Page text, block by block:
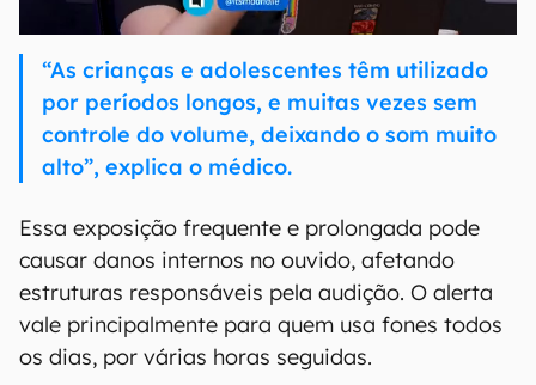
“As crianças e adolescentes têm utilizado
por períodos longos, e muitas vezes sem
controle do volume, deixando o som muito
alto”, explica o médico.
Essa exposição frequente e prolongada pode
causar danos internos no ouvido, afetando
estruturas responsáveis pela audição. O alerta
vale principalmente para quem usa fones todos
os dias, por várias horas seguidas.